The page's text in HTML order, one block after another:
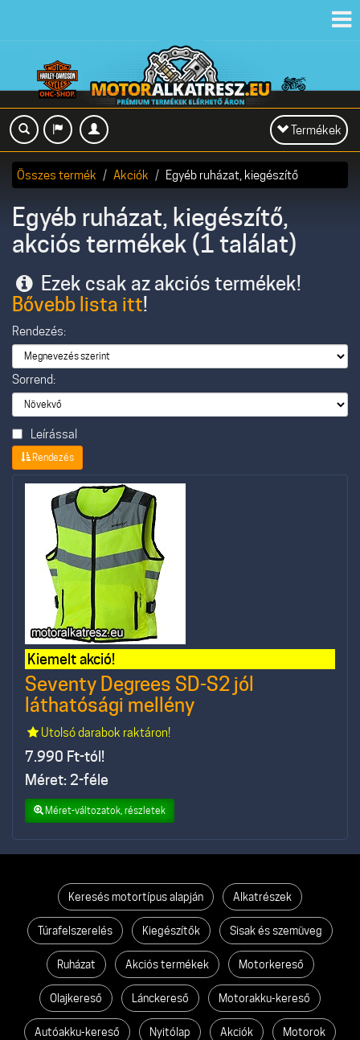
Toggle
navigation
Termékek
Összes termék Akciók Egyéb ruházat, kiegészítő
Egyéb ruházat, kiegészítő,
akciós termékek (1 találat)
Ezek csak az akciós termékek!
Bővebb lista itt!
Rendezés:
Sorrend:
Leírással
Rendezés
Kiemelt akció!
Seventy Degrees SD-S2 jól
láthatósági mellény
Utolsó darabok raktáron!
7.990 Ft-tól!
Méret: 2-féle
Méret-változatok, részletek
Keresés motortípus alapján Alkatrészek
Túrafelszerelés Kiegészítők Sisak és szemüveg
Ruházat Akciós termékek Motorkereső
Olajkereső Lánckereső Motorakku-kereső
Autóakku-kereső Nyitólap Akciók Motorok